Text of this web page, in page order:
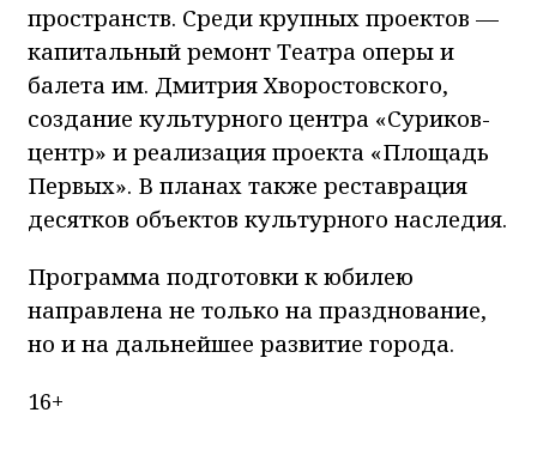
пространств. Среди крупных проектов —
капитальный ремонт Театра оперы и
балета им. Дмитрия Хворостовского,
создание культурного центра «Суриков-
центр» и реализация проекта «Площадь
Первых». В планах также реставрация
десятков объектов культурного наследия.
Программа подготовки к юбилею
направлена не только на празднование,
но и на дальнейшее развитие города.
16+